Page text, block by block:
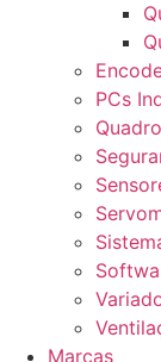
PCs
Marcas